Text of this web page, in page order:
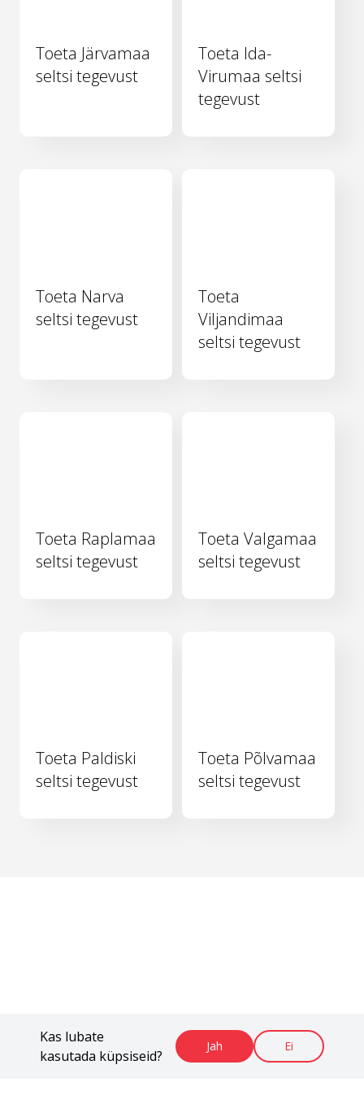
Kas lubate
kasutada küpsiseid?
Jah Ei
Toeta Järvamaa
seltsi tegevust
Toeta Ida-
Virumaa seltsi
tegevust
Toeta Narva
seltsi tegevust
Toeta
Viljandimaa
seltsi tegevust
Toeta Raplamaa
seltsi tegevust
Toeta Valgamaa
seltsi tegevust
Toeta Paldiski
seltsi tegevust
Toeta Põlvamaa
seltsi tegevust